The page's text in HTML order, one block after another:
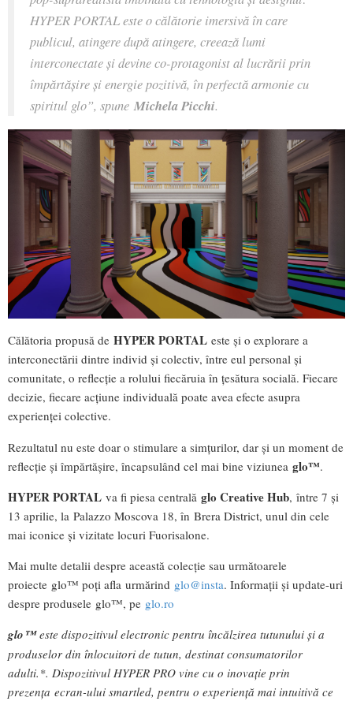
HYPER PORTAL este o călătorie imersivă în care
publicul, atingere după atingere, creează lumi
interconectate și devine co-protagonist al lucrării prin
împărtășire și energie pozitivă, în perfectă armonie cu
spiritul glo”, spune Michela Picchi.
Călătoria propusă de HYPER PORTAL este și o explorare a
interconectării dintre individ și colectiv, între eul personal și
comunitate, o reflecție a rolului fiecăruia în țesătura socială. Fiecare
decizie, fiecare acțiune individuală poate avea efecte asupra
experienței colective.
Rezultatul nu este doar o stimulare a simțurilor, dar și un moment de
reflecție și împărtășire, încapsulând cel mai bine viziunea glo™.
HYPER PORTAL va fi piesa centrală glo Creative Hub, între 7 și
13 aprilie, la Palazzo Moscova 18, în Brera District, unul din cele
mai iconice și vizitate locuri Fuorisalone.
Mai multe detalii despre această colecție sau următoarele
proiecte glo™ poți afla urmărind glo@insta. Informații și update-uri
despre produsele glo™, pe glo.ro
glo™este dispozitivul electronic pentru încălzirea tutunului și a
produselor din înlocuitori de tutun, destinat consumatorilor
adulti.*. Dispozitivul HYPER PRO vine cu o inovație prin
prezența ecran-ului smartled, pentru o experiență mai intuitivă ce